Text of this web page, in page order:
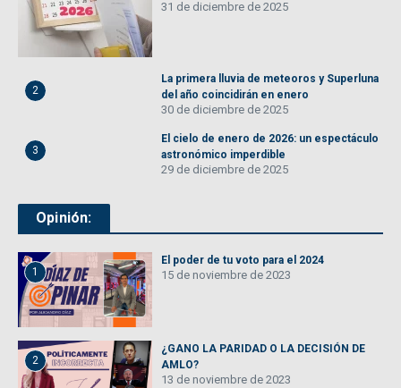
31 de diciembre de 2025
2
La primera lluvia de meteoros y Superluna
del año coincidirán en enero
30 de diciembre de 2025
3
El cielo de enero de 2026: un espectáculo
astronómico imperdible
29 de diciembre de 2025
Opinión:
1
El poder de tu voto para el 2024
15 de noviembre de 2023
2
¿GANO LA PARIDAD O LA DECISIÓN DE
AMLO?
13 de noviembre de 2023